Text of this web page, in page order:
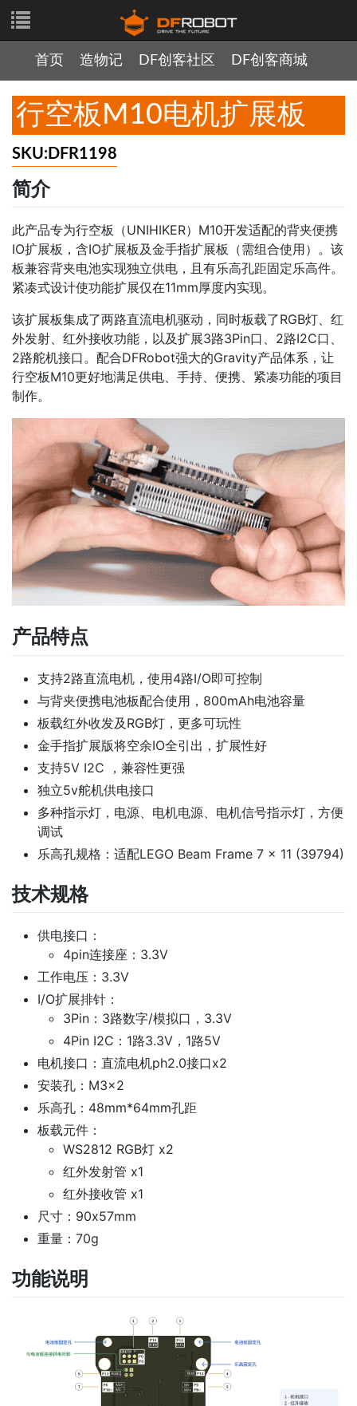
首页 造物记 DF创客社区 DF创客商城
行空板M10电机扩展板
SKU:DFR1198
简介
此产品专为行空板（UNIHIKER）M10开发适配的背夹便携
IO扩展板，含IO扩展板及金手指扩展板（需组合使用）。该
板兼容背夹电池实现独立供电，且有乐高孔距固定乐高件。
紧凑式设计使功能扩展仅在11mm厚度内实现。
该扩展板集成了两路直流电机驱动，同时板载了RGB灯、红
外发射、红外接收功能，以及扩展3路3Pin口、2路I2C口、
2路舵机接口。配合DFRobot强大的Gravity产品体系，让
行空板M10更好地满足供电、手持、便携、紧凑功能的项目
制作。
产品特点
支持2路直流电机，使用4路I/O即可控制
与背夹便携电池板配合使用，800mAh电池容量
板载红外收发及RGB灯，更多可玩性
金手指扩展版将空余IO全引出，扩展性好
支持5V I2C ，兼容性更强
独立5v舵机供电接口
多种指示灯，电源、电机电源、电机信号指示灯，方便
调试
乐高孔规格：适配LEGO Beam Frame 7 x 11 (39794)
技术规格
供电接口：
4pin连接座：3.3V
工作电压：3.3V
I/O扩展排针：
3Pin：3路数字/模拟口，3.3V
4Pin I2C：1路3.3V，1路5V
电机接口：直流电机ph2.0接口x2
安装孔：M3x2
乐高孔：48mm*64mm孔距
板载元件：
WS2812 RGB灯 x2
红外发射管 x1
红外接收管 x1
尺寸：90x57mm
重量：70g
功能说明